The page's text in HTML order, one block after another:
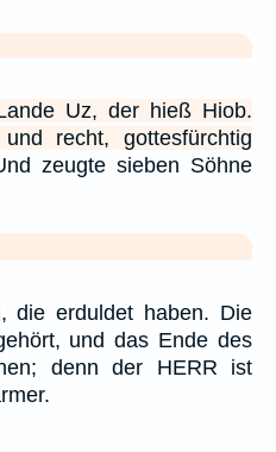
Uz, der hieß Hiob.
recht, gottesfürchtig
zeugte sieben Söhne
die erduldet haben. Die
und das Ende des
denn der HERR ist